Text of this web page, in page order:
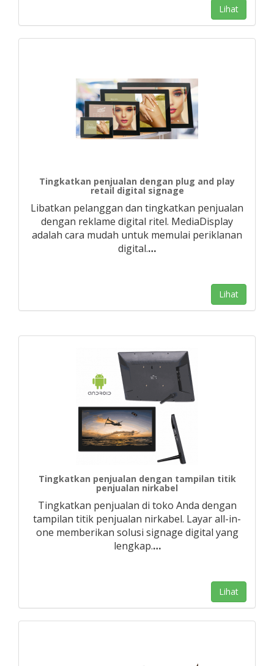
Lihat
Tingkatkan penjualan dengan plug and play
retail digital signage
Libatkan pelanggan dan tingkatkan penjualan
dengan reklame digital ritel. MediaDisplay
adalah cara mudah untuk memulai periklanan
digital.…
Lihat
Tingkatkan penjualan dengan tampilan titik
penjualan nirkabel
Tingkatkan penjualan di toko Anda dengan
tampilan titik penjualan nirkabel. Layar all-in-
one memberikan solusi signage digital yang
lengkap.…
Lihat